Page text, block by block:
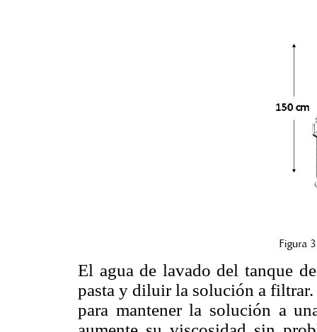
El agua de lavado del tanque
pasta y diluir la solución a
para mantener la solución a